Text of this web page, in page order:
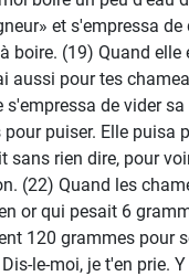
et s'empressa
boire. (19) Quand elle
aussi pour tes
s'empressa de vider
puiser. Elle puisa
sans rien dire, pour
(22) Quand les
or qui pesait 6
120 grammes pour
le-moi, je t'en prie.